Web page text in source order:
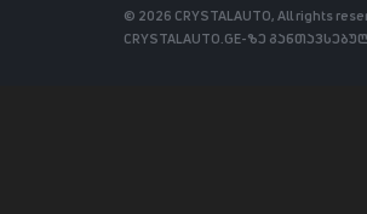
© 2026 CRYSTALAUTO, All rights
CRYSTALAUTO.GE-ზე